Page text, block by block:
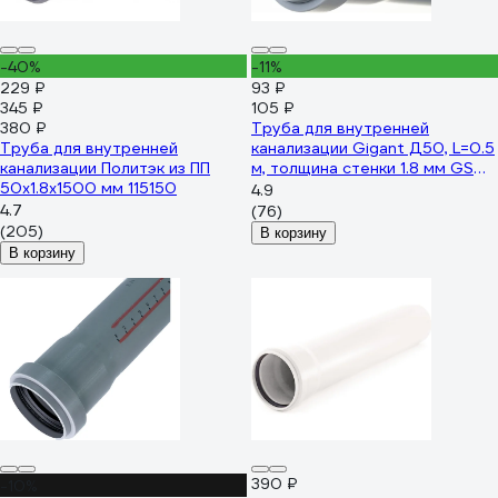
-40%
229 ₽
345 ₽
380 ₽
Труба для внутренней
канализации Политэк из ПП
50х1.8х1500 мм 115150
4.7
(205)
В корзину
-11%
93 ₽
105 ₽
Труба для внутренней
канализации Gigant Д50, L=0.5
м, толщина стенки 1.8 мм GSG-
21
4.9
(76)
В корзину
390 ₽